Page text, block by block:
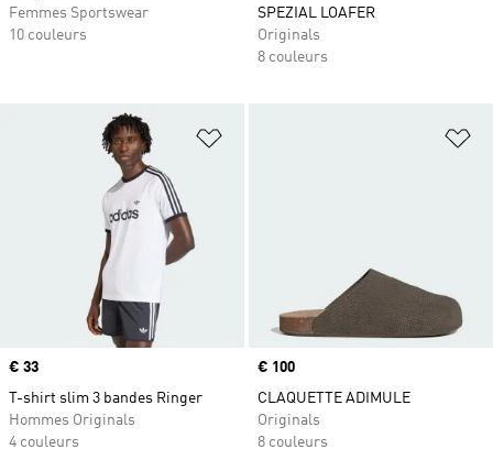
Femmes Sportswear
10 couleurs
SPEZIAL LOAFER
Originals
8 couleurs
Ajouter à la Liste de produits
Prix
€ 33
T-shirt slim 3 bandes Ringer
Hommes Originals
4 couleurs
Prix
€ 100
CLAQUETTE ADIMULE
Originals
8 couleurs